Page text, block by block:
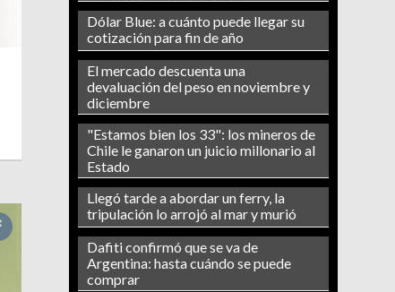
Dólar Blue: a cuánto puede llegar su
cotización para fin de año
El mercado descuenta una
devaluación del peso en noviembre y
diciembre
"Estamos bien los 33": los mineros de
Chile le ganaron un juicio millonario al
Estado
Llegó tarde a abordar un ferry, la
tripulación lo arrojó al mar y murió
Dafiti confirmó que se va de
Argentina: hasta cuándo se puede
comprar